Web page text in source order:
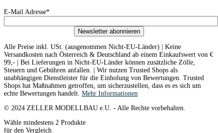
E-Mail Adresse*
Newsletter abonnieren
Alle Preise inkl. USt. (ausgenommen Nicht-EU-Länder) | Keine
Versandkosten nach Österreich & Deutschland ab einem Einkaufswert von €
99,- | Bei Lieferungen in Nicht-EU-Länder können zusätzliche Zölle,
Steuern und Gebühren anfallen. | Wir nutzen Trusted Shops als
unabhängigen Dienstleister für die Einholung von Bewertungen. Trusted
Shops hat Maßnahmen getroffen, um sicherzustellen, dass es es sich um
echte Bewertungen handelt. Mehr Informationen
© 2024 ZELLER MODELLBAU e.U. - Alle Rechte vorbehalten.
Wähle mindestens 2 Produkte
für den Vergleich